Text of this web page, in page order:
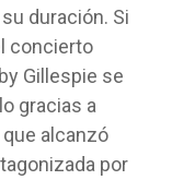
duración. Si
concierto
Gillespie se
gracias a
alcanzó
por